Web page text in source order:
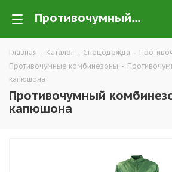
Противочумный комбинезон без капюшона купить в Екатеринбурге по низким ценам оптом — интернет-магазин противочумной спецодежды в розницу компании ТД УРАЛСИЗ
Главная - Каталог - Спецодежда -
Противочумные комбинезоны -
капюшона
Противочумный
капюшона